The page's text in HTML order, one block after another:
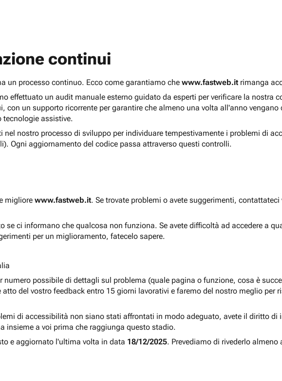
continui
un processo continuo. Ecco come garantiamo che www.fastweb.it rimanga
effettuato un audit manuale esterno guidato da esperti per verificare la nostra
un supporto ricorrente per garantire che almeno una volta all'anno
assistive.
nostro processo di sviluppo per individuare tempestivamente i problemi di
Ogni aggiornamento del codice passa attraverso questi controlli.
migliore www.fastweb.it. Se trovate problemi o avete suggerimenti,
ci informano che qualcosa non funziona. Se avete difficoltà ad accedere a
per un miglioramento, fatecelo sapere.
possibile di dettagli sul problema (quale pagina o funzione, cosa è
del vostro feedback entro 15 giorni lavorativi e faremo del nostro meglio per
di accessibilità non siano stati affrontati in modo adeguato, avete il diritto di
insieme a voi prima che raggiunga questo stadio.
e aggiornato l'ultima volta in data 18/12/2025. Prevediamo di rivederlo